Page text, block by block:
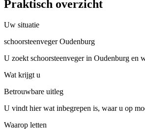
Praktisch overzicht
Uw situatie
schoorsteenveger Oudenburg
U zoekt schoorsteenveger in Oudenburg en
Wat krijgt u
Betrouwbare uitleg
U vindt hier wat inbegrepen is, waar u op
Waarop letten